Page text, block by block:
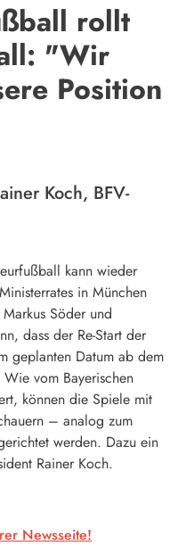
rollt
"Wir
Position
Koch, BFV-
kann wieder
in München
Söder und
dass der Re-Start der
geplanten Datum ab dem
vom Bayerischen
können die Spiele mit
– analog zum
werden. Dazu ein
Rainer Koch.
Newsseite!